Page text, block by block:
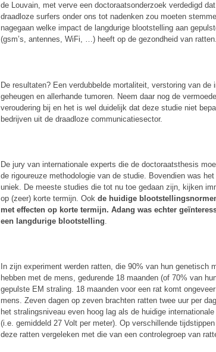
de Louvain, met verve een doctoraatsonderzoek verdedigd
draadloze surfers onder ons tot nadenken zou moeten
nagegaan welke impact de langdurige blootstelling aan
(gsm’s, antennes, WiFi, …) heeft op de gezondheid van ratten.
De resultaten? Een verdubbelde mortaliteit, verstoring van
geheugen en allerhande tumoren. Neem daar nog de
veroudering bij en het is wel duidelijk dat deze studie niet
bedrijven uit de draadloze communicatiesector.
De jury van internationale experts die de doctoraatsthesis
de rigoureuze methodologie van de studie. Bovendien was
uniek. De meeste studies die tot nu toe gedaan zijn, kijken
op (zeer) korte termijn. Ookde huidige
met effecten op korte termijn. Adang was echter
een langdurige blootstelling.
In zijn experiment werden ratten, die 90% van hun genetisch
hebben met de mens, gedurende 18 maanden (of 70% van
gepulste EM straling. 18 maanden voor een rat komt
mens. Zeven dagen op zeven brachten ratten twee uur per
het stralingsniveau even hoog lag als de huidige
(i.e. gemiddeld 27 Volt per meter). Op verschillende
deze ratten vergeleken met die van een controlegroep van